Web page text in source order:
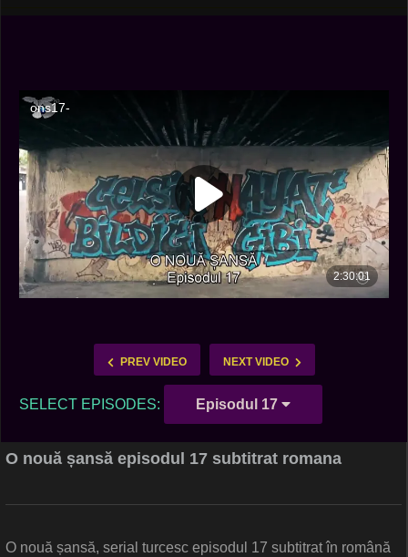
PREV VIDEO NEXT VIDEO
SELECT EPISODES: Episodul 17
O nouă șansă episodul 17 subtitrat romana
O nouă șansă, serial turcesc episodul 17 subtitrat în română